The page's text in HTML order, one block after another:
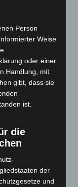
Person
Weise
oder einer
Handlung, mit
gibt, dass sie
ist.
die
der
und